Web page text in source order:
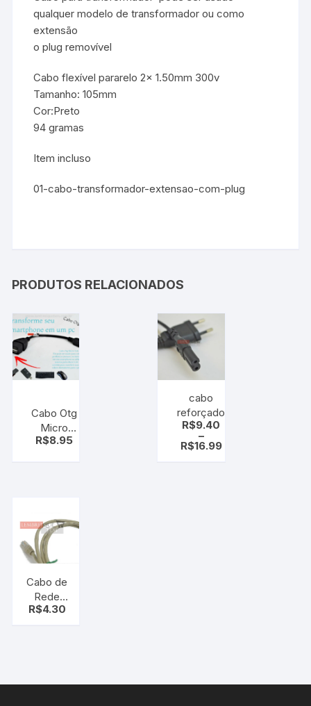
qualquer modelo de transformador ou como
extensão
o plug removível
Cabo flexível pararelo 2x 1.50mm 300v
Tamanho: 105mm
Cor:Preto
94 gramas
Item incluso
01-cabo-transformador-extensao-com-plug
PRODUTOS RELACIONADOS
Cabo Otg
Micro
Usb,Conecta
R$8.95
cabo
reforçado
2metros
modelo 8
R$9.40
–
R$16.99
Cabo de
Rede
CAT5
1.20m
R$4.30